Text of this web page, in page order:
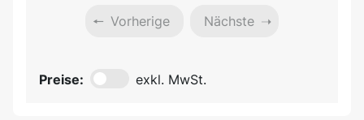
Vorherige Nächste
Preise: exkl. MwSt.